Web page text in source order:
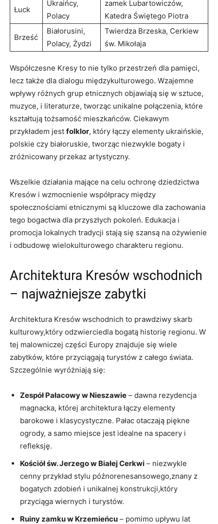
Łuck
Ukraińcy,
Polacy
zamek Lubartowiczów,
Katedra Świętego Piotra
Brześć
Białorusini,
Polacy, Żydzi
Twierdza Brzeska, Cerkiew
św. Mikołaja
Współczesne Kresy to nie tylko przestrzeń dla pamięci,
lecz także dla dialogu międzykulturowego. Wzajemne
wpływy różnych grup etnicznych objawiają się w sztuce,
muzyce, i literaturze, tworząc unikalne połączenia, które
kształtują tożsamość mieszkańców. Ciekawym
przykładem jest folklor, który łączy elementy ukraińskie,
polskie czy białoruskie, tworząc niezwykle bogaty i
zróżnicowany przekaz artystyczny.
Wszelkie działania mające na celu ochronę dziedzictwa
Kresów i wzmocnienie współpracy między
społecznościami etnicznymi są kluczowe dla zachowania
tego bogactwa dla przyszłych pokoleń. Edukacja i
promocja lokalnych tradycji stają się szansą na ożywienie
i odbudowę wielokulturowego charakteru regionu.
Architektura Kresów wschodnich
– najważniejsze zabytki
Architektura Kresów wschodnich to prawdziwy skarb
kulturowy,który odzwierciedla bogatą historię regionu. W
tej malowniczej części Europy znajduje się wiele
zabytków, które przyciągają turystów z całego świata.
Szczególnie wyróżniają się:
Zespół Pałacowy w Nieszawie – dawna rezydencja
magnacka, której architektura łączy elementy
barokowe i klasycystyczne. Pałac otaczają piękne
ogrody, a samo miejsce jest idealne na spacery i
refleksję.
Kościół św. Jerzego w Białej Cerkwi – niezwykle
cenny przykład stylu późnorenesansowego,znany z
bogatych zdobień i unikalnej konstrukcji,który
przyciąga wiernych i turystów.
Ruiny zamku w Krzemieńcu – pomimo upływu lat